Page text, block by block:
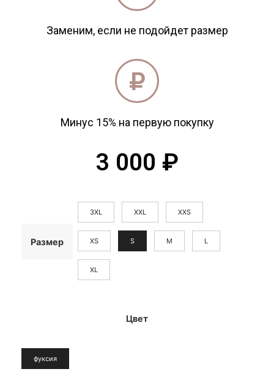
Заменим, если не подойдет размер
Минус 15% на первую покупку
3 000 ₽
Размер
3XL XXL XXS
XS S M L
XL
Цвет
фуксия